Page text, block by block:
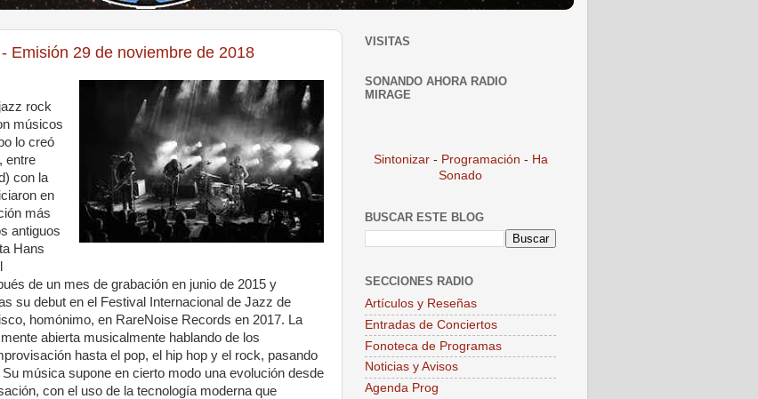
Emisión 29 de noviembre de 2018
rock
músicos
lo creó
entre
con la
en
más
antiguos
Hans
de un mes de grabación en junio de 2015 y
su debut en el Festival Internacional de Jazz de
homónimo, en RareNoise Records en 2017. La
abierta musicalmente hablando de los
hasta el pop, el hip hop y el rock, pasando
música supone en cierto modo una evolución desde
con el uso de la tecnología moderna que
VISITAS
SONANDO AHORA RADIO
MIRAGE
Sintonizar - Programación - Ha
Sonado
BUSCAR ESTE BLOG
SECCIONES RADIO
Artículos y Reseñas
Entradas de Conciertos
Fonoteca de Programas
Noticias y Avisos
Agenda Prog